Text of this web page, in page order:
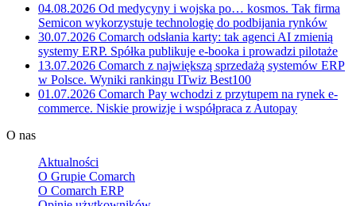
04.08.2026 Od medycyny i wojska po… kosmos. Tak firma
Semicon wykorzystuje technologię do podbijania rynków
30.07.2026 Comarch odsłania karty: tak agenci AI zmienią
systemy ERP. Spółka publikuje e-booka i prowadzi pilotaże
13.07.2026 Comarch z największą sprzedażą systemów ERP
w Polsce. Wyniki rankingu ITwiz Best100
01.07.2026 Comarch Pay wchodzi z przytupem na rynek e-
commerce. Niskie prowizje i współpraca z Autopay
O nas
Aktualności
O Grupie Comarch
O Comarch ERP